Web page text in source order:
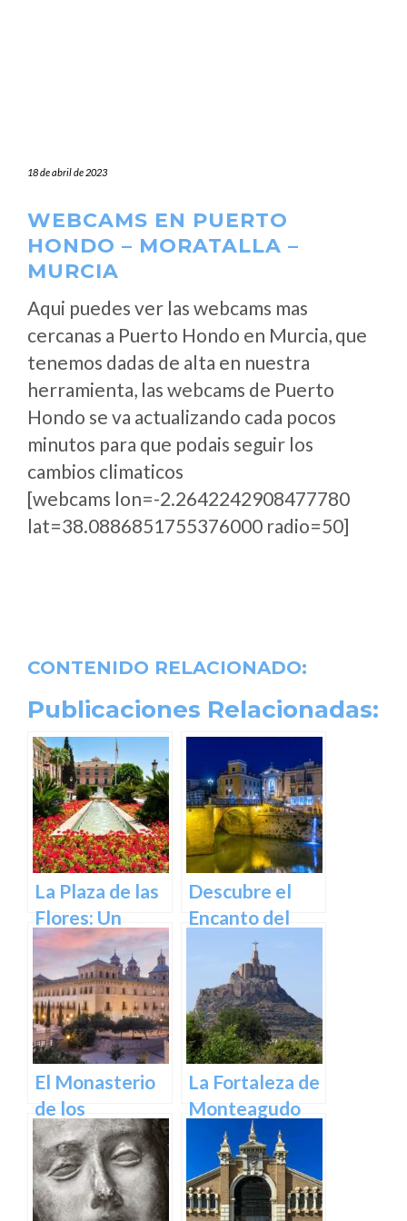
18 de abril de 2023
WEBCAMS EN PUERTO
HONDO – MORATALLA –
MURCIA
Aqui puedes ver las webcams mas
cercanas a Puerto Hondo en Murcia, que
tenemos dadas de alta en nuestra
herramienta, las webcams de Puerto
Hondo se va actualizando cada pocos
minutos para que podais seguir los
cambios climaticos
[webcams lon=-2.2642242908477780
lat=38.0886851755376000 radio=50]
CONTENIDO RELACIONADO:
Publicaciones Relacionadas:
La Plaza de las
Flores: Un
Rincón de Color
en la Ciudad de
Murcia
Descubre el
Encanto del
Puente de los
Peligros en
Murcia: Un
Icono Histórico
y Cultural en el
Corazón de la
Ciudad
El Monasterio
de los
Jerónimos en
Murcia: Un
tesoro
arquitectónico
La Fortaleza de
Monteagudo